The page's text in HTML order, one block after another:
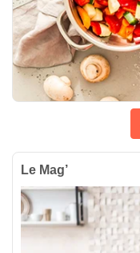
Le Mag’